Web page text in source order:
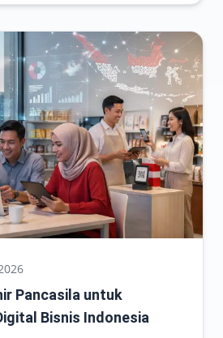
Pancasila untuk
Bisnis Indonesia